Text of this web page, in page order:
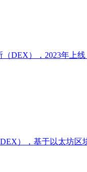
（DEX），2023年
），基于以太坊